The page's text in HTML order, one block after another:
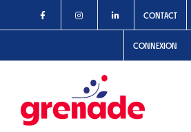
CONTACT
CONNEXION